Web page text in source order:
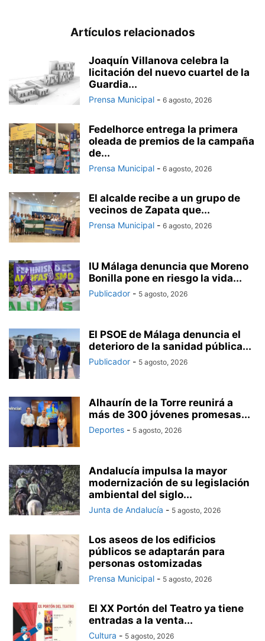
Artículos relacionados
Joaquín Villanova celebra la
licitación del nuevo cuartel de la
Guardia...
Prensa Municipal - 6 agosto, 2026
Fedelhorce entrega la primera
oleada de premios de la campaña
de...
Prensa Municipal - 6 agosto, 2026
El alcalde recibe a un grupo de
vecinos de Zapata que...
Prensa Municipal - 6 agosto, 2026
IU Málaga denuncia que Moreno
Bonilla pone en riesgo la vida...
Publicador - 5 agosto, 2026
El PSOE de Málaga denuncia el
deterioro de la sanidad pública...
Publicador - 5 agosto, 2026
Alhaurín de la Torre reunirá a
más de 300 jóvenes promesas...
Deportes - 5 agosto, 2026
Andalucía impulsa la mayor
modernización de su legislación
ambiental del siglo...
Junta de Andalucía - 5 agosto, 2026
Los aseos de los edificios
públicos se adaptarán para
personas ostomizadas
Prensa Municipal - 5 agosto, 2026
El XX Portón del Teatro ya tiene
entradas a la venta...
Cultura - 5 agosto, 2026